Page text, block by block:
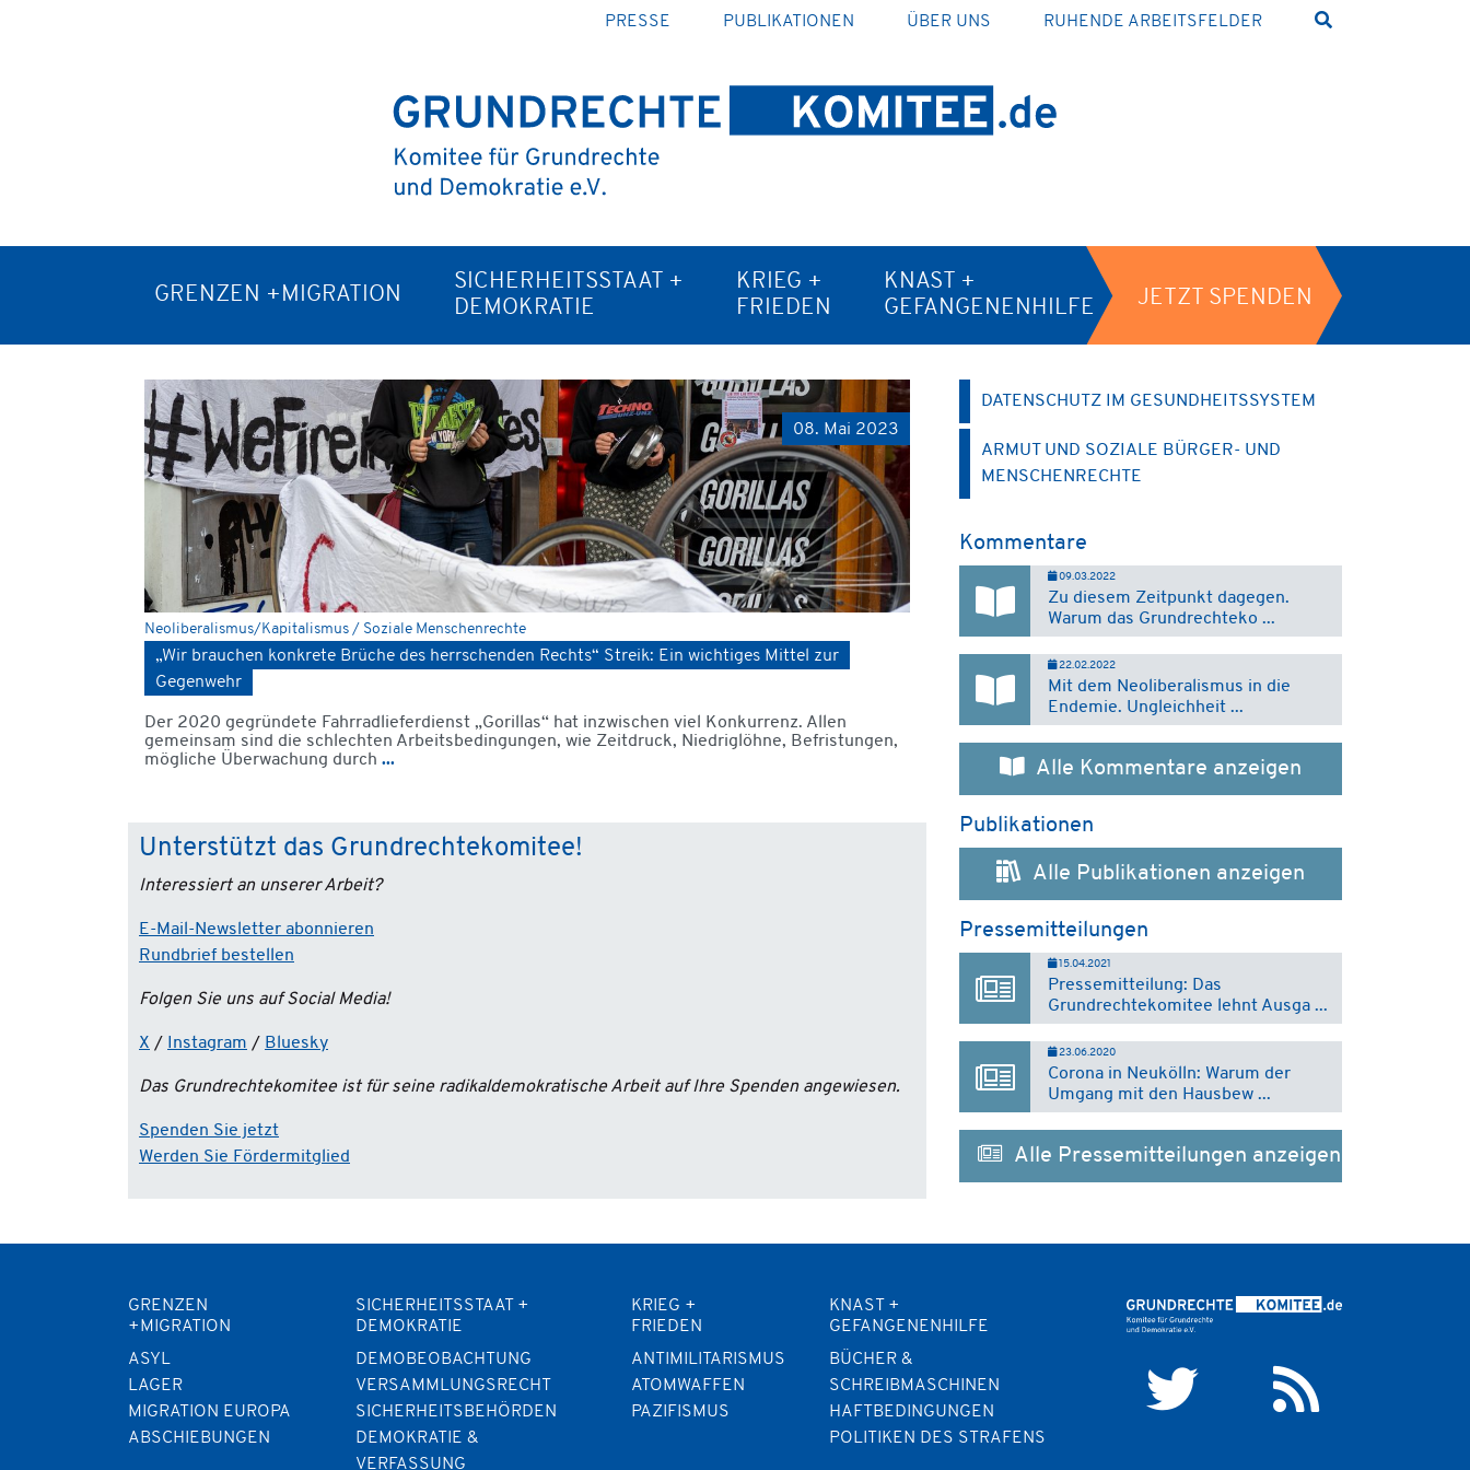
PRESSE PUBLIKATIONEN ÜBER UNS RUHENDE ARBEITSFELDER
GRENZEN +MIGRATION
SICHERHEITSSTAAT +
DEMOKRATIE
KRIEG +
FRIEDEN
KNAST +
GEFANGENENHILFE
JETZT SPENDEN
08. Mai 2023
Neoliberalismus/Kapitalismus / Soziale Menschenrechte
„Wir brauchen konkrete Brüche des herrschenden Rechts“ Streik: Ein wichtiges Mittel zur
Gegenwehr
Der 2020 gegründete Fahrradliefer­dienst „Gorillas“ hat inzwischen viel Konkurrenz. Allen
gemeinsam sind die schlechten Arbeitsbedingungen, wie Zeitdruck, Niedriglöhne, Befristungen,
mögliche Überwachung durch ...
Unterstützt das Grundrechtekomitee!
Interessiert an unserer Arbeit?
E-Mail-Newsletter abonnieren
Rundbrief bestellen
Folgen Sie uns auf Social Media!
X / Instagram / Bluesky
Das Grundrechtekomitee ist für seine radikaldemokratische Arbeit auf Ihre Spenden angewiesen.
Spenden Sie jetzt
Werden Sie Fördermitglied
DATENSCHUTZ IM GESUNDHEITSSYSTEM
ARMUT UND SOZIALE BÜRGER- UND
MENSCHENRECHTE
Kommentare
09.03.2022
Zu diesem Zeitpunkt dagegen.
Warum das Grundrechteko ...
22.02.2022
Mit dem Neoliberalismus in die
Endemie. Ungleichheit ...
Alle Kommentare anzeigen
Publikationen
Alle Publikationen anzeigen
Pressemitteilungen
15.04.2021
Pressemitteilung: Das
Grundrechtekomitee lehnt Ausga ...
23.06.2020
Corona in Neukölln: Warum der
Umgang mit den Hausbew ...
Alle Pressemitteilungen anzeigen
GRENZEN
+MIGRATION
ASYL
LAGER
MIGRATION EUROPA
ABSCHIEBUNGEN
SICHERHEITSSTAAT +
DEMOKRATIE
DEMOBEOBACHTUNG
VERSAMMLUNGSRECHT
SICHERHEITSBEHÖRDEN
DEMOKRATIE &
VERFASSUNG
KRIEG +
FRIEDEN
ANTIMILITARISMUS
ATOMWAFFEN
PAZIFISMUS
KNAST +
GEFANGENENHILFE
BÜCHER &
SCHREIBMASCHINEN
HAFTBEDINGUNGEN
POLITIKEN DES STRAFENS